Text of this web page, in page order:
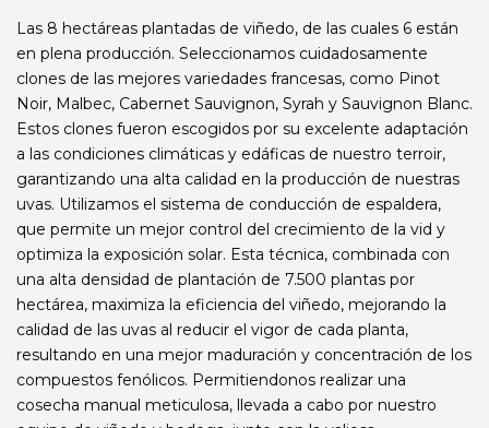
Las 8 hectáreas plantadas de viñedo, de las cuales 6 están
en plena producción. Seleccionamos cuidadosamente
clones de las mejores variedades francesas, como Pinot
Noir, Malbec, Cabernet Sauvignon, Syrah y Sauvignon Blanc.
Estos clones fueron escogidos por su excelente adaptación
a las condiciones climáticas y edáficas de nuestro terroir,
garantizando una alta calidad en la producción de nuestras
uvas. Utilizamos el sistema de conducción de espaldera,
que permite un mejor control del crecimiento de la vid y
optimiza la exposición solar. Esta técnica, combinada con
una alta densidad de plantación de 7.500 plantas por
hectárea, maximiza la eficiencia del viñedo, mejorando la
calidad de las uvas al reducir el vigor de cada planta,
resultando en una mejor maduración y concentración de los
compuestos fenólicos. Permitiendonos realizar una
cosecha manual meticulosa, llevada a cabo por nuestro